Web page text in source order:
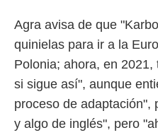
Agra avisa de que
quinielas para ir a la
Polonia; ahora, en
si sigue así", aunque
proceso de adaptación",
y algo de inglés", pero